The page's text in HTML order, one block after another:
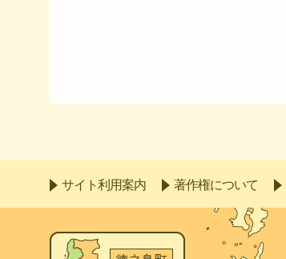
サイト利用案内 著作権について